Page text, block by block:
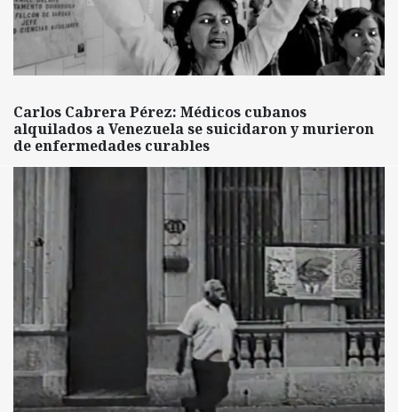
Carlos Cabrera Pérez: Médicos cubanos
alquilados a Venezuela se suicidaron y murieron
de enfermedades curables